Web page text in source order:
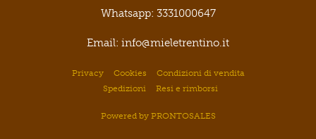
Whatsapp: 3331000647
Email: info@mieletrentino.it
Privacy Cookies
Condizioni di vendita
Spedizioni
Resi e rimborsi
Powered by PRONTOSALES